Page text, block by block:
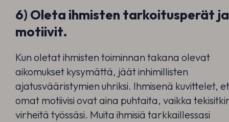
6) Oleta ihmisten tarkoitusperät ja
motiivit.
Kun oletat ihmisten toiminnan takana olevat
aikomukset kysymättä, jäät inhimillisten
ajatusvääristymien uhriksi. Ihmisenä kuvittelet,
omat motiivisi ovat aina puhtaita, vaikka
virheitä työssäsi. Muita ihmisiä tarkkaillessasi